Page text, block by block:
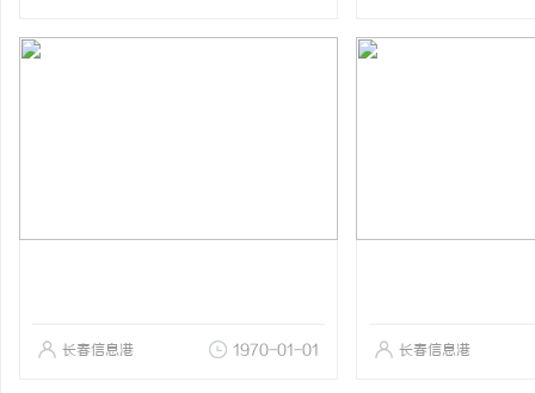
长春信息港 1970-01-01 长春信息港